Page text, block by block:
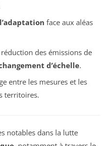
face aux aléas
des émissions de
d’échelle.
entre les mesures et les
territoires.
notables dans la lutte